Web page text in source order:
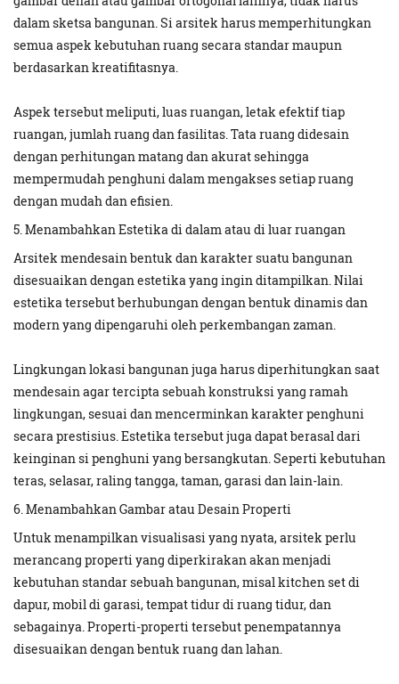
dalam sketsa bangunan. Si arsitek harus memperhitungkan
semua aspek kebutuhan ruang secara standar maupun
berdasarkan kreatifitasnya.
Aspek tersebut meliputi, luas ruangan, letak efektif tiap
ruangan, jumlah ruang dan fasilitas. Tata ruang didesain
dengan perhitungan matang dan akurat sehingga
mempermudah penghuni dalam mengakses setiap ruang
dengan mudah dan efisien.
5. Menambahkan Estetika di dalam atau di luar ruangan
Arsitek mendesain bentuk dan karakter suatu bangunan
disesuaikan dengan estetika yang ingin ditampilkan. Nilai
estetika tersebut berhubungan dengan bentuk dinamis dan
modern yang dipengaruhi oleh perkembangan zaman.
Lingkungan lokasi bangunan juga harus diperhitungkan saat
mendesain agar tercipta sebuah konstruksi yang ramah
lingkungan, sesuai dan mencerminkan karakter penghuni
secara prestisius. Estetika tersebut juga dapat berasal dari
keinginan si penghuni yang bersangkutan. Seperti kebutuhan
teras, selasar, raling tangga, taman, garasi dan lain-lain.
6. Menambahkan Gambar atau Desain Properti
Untuk menampilkan visualisasi yang nyata, arsitek perlu
merancang properti yang diperkirakan akan menjadi
kebutuhan standar sebuah bangunan, misal kitchen set di
dapur, mobil di garasi, tempat tidur di ruang tidur, dan
sebagainya. Properti-properti tersebut penempatannya
disesuaikan dengan bentuk ruang dan lahan.